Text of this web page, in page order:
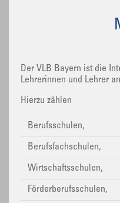
Der VLB Bayern ist die
Lehrerinnen und Lehrer
Hierzu zählen
Berufsschulen,
Berufsfachschulen,
Wirtschaftsschulen,
Förderberufsschulen,